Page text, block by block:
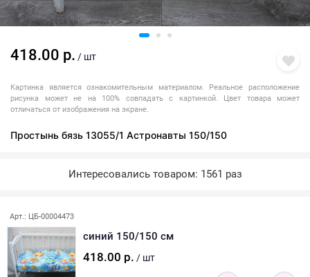
418.00 р. / шт
Картинка является ознакомительным материалом. Реальное расположение
рисунка может не на 100% совпадать с картинкой. Цвет товара может
отличаться от изображения на экране.
Простынь бязь 13055/1 Астронавты 150/150
Интересовались товаром: 1561 раз
Арт.: ЦБ-00004473
синий 150/150 см
418.00 р. / шт